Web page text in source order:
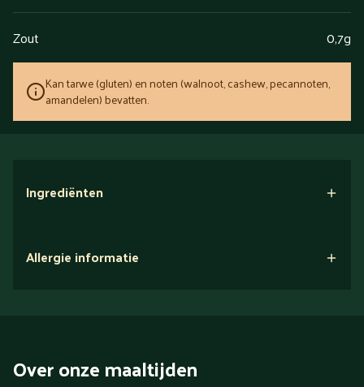
Zout 0,7g
Kan tarwe (gluten) en noten (walnoot, cashew, pecannoten,
amandelen) bevatten.
Ingrediënten
Allergie informatie
Over onze maaltijden